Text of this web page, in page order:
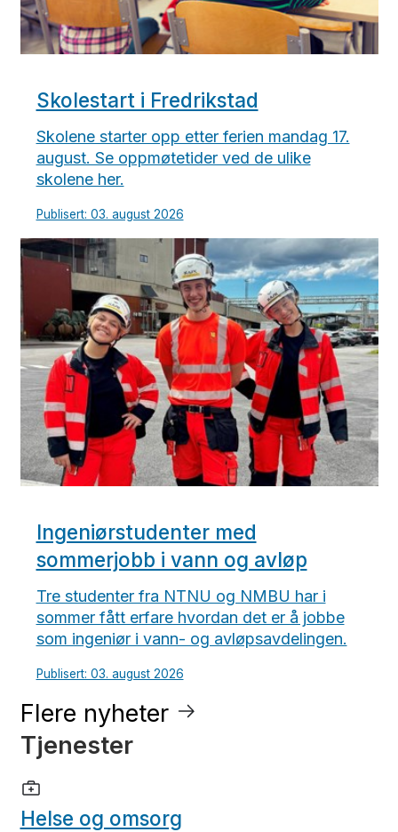
Skolestart i Fredrikstad
Skolene starter opp etter ferien mandag 17.
august. Se oppmøtetider ved de ulike
skolene her.
Publisert: 03. august 2026
Ingeniørstudenter med
sommerjobb i vann og avløp
Tre studenter fra NTNU og NMBU har i
sommer fått erfare hvordan det er å jobbe
som ingeniør i vann- og avløpsavdelingen.
Publisert: 03. august 2026
Flere nyheter
Tjenester
Helse og omsorg